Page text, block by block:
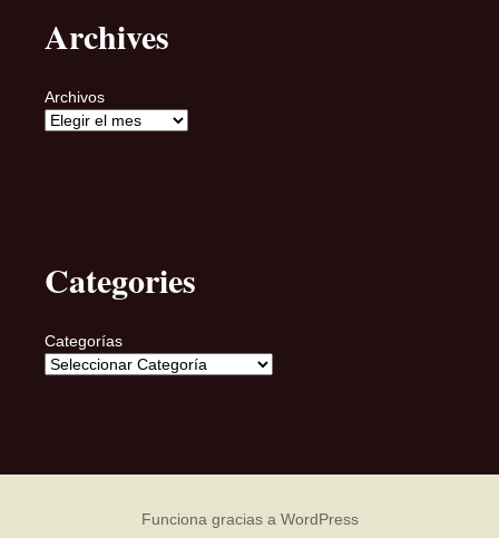
Archives
Archivos
Categories
Categorías
Funciona gracias a WordPress